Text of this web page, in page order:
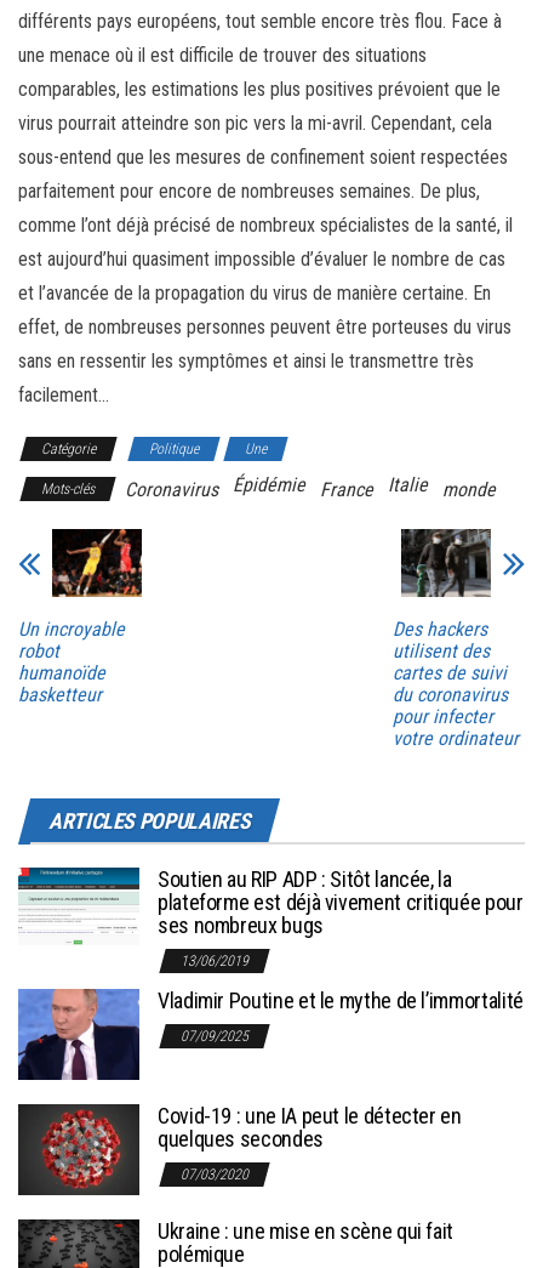
différents pays européens, tout semble encore très flou. Face à
une menace où il est difficile de trouver des situations
comparables, les estimations les plus positives prévoient que le
virus pourrait atteindre son pic vers la mi-avril. Cependant, cela
sous-entend que les mesures de confinement soient respectées
parfaitement pour encore de nombreuses semaines. De plus,
comme l’ont déjà précisé de nombreux spécialistes de la santé, il
est aujourd’hui quasiment impossible d’évaluer le nombre de cas
et l’avancée de la propagation du virus de manière certaine. En
effet, de nombreuses personnes peuvent être porteuses du virus
sans en ressentir les symptômes et ainsi le transmettre très
facilement…
Catégorie Politique Une
Mots-clés Coronavirus Épidémie France Italie monde
Un incroyable
robot
humanoïde
basketteur
Des hackers
utilisent des
cartes de suivi
du coronavirus
pour infecter
votre ordinateur
ARTICLES POPULAIRES
Soutien au RIP ADP : Sitôt lancée, la
plateforme est déjà vivement critiquée pour
ses nombreux bugs
13/06/2019
Vladimir Poutine et le mythe de l’immortalité
07/09/2025
Covid-19 : une IA peut le détecter en
quelques secondes
07/03/2020
Ukraine : une mise en scène qui fait
polémique